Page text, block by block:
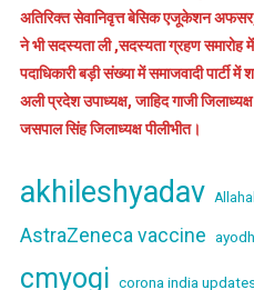
अतिरिक्त सेवानिवृत्त बेसिक एजूकेशन
ने भी सदस्यता ली ,सदस्यता ग्रहण
पदाधिकारी बड़ी संख्या में समाजवादी
अली प्रदेश उपाध्यक्ष, जाहिद गाजी
जसपाल सिंह जिलाध्यक्ष पीलीभीत।
akhileshyadav
AstraZeneca vaccine
cmyogi corona india